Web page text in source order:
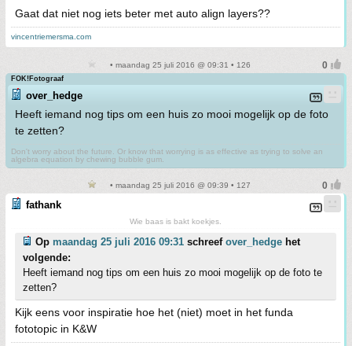
Gaat dat niet nog iets beter met auto align layers??
vincentriemersma.com
• maandag 25 juli 2016 @ 09:31 • 126
FOK!Fotograaf
over_hedge
Heeft iemand nog tips om een huis zo mooi mogelijk op de foto
te zetten?
Don't worry about the future. Or know that worrying is as effective as trying to solve an
algebra equation by chewing bubble gum.
• maandag 25 juli 2016 @ 09:39 • 127
fathank
Wie baas is bakt koekjes.
Op maandag 25 juli 2016 09:31 schreef over_hedge het
volgende:
Heeft iemand nog tips om een huis zo mooi mogelijk op de foto te
zetten?
Kijk eens voor inspiratie hoe het (niet) moet in het funda
fototopic in K&W